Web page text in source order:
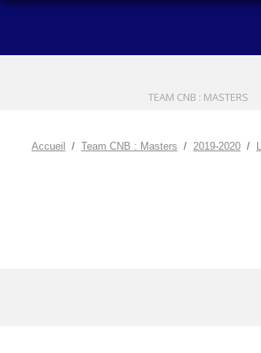
TEAM CNB : MASTERS
Accueil Team CNB : Masters 2019-2020